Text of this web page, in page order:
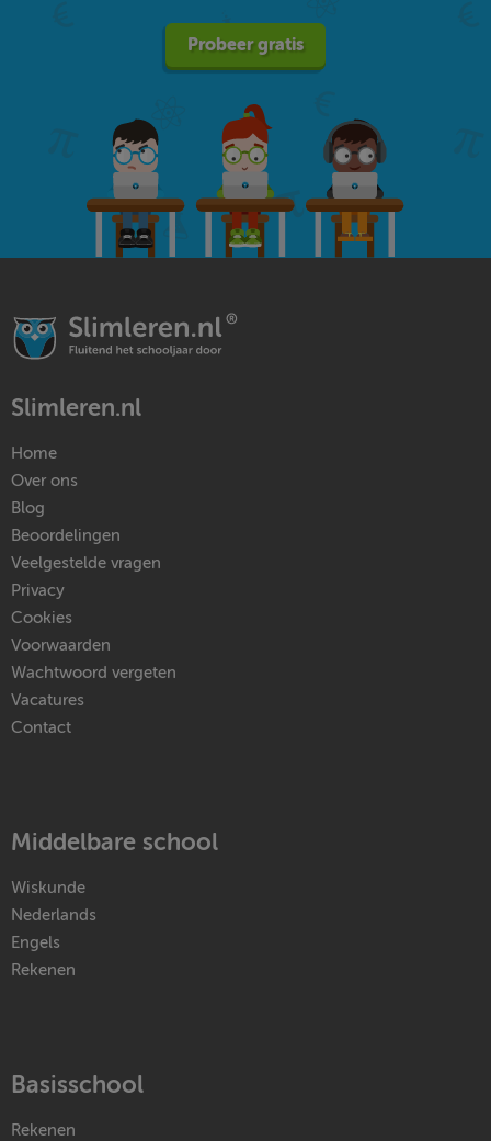
Probeer gratis
Slimleren.nl
Home
Over ons
Blog
Beoordelingen
Veelgestelde vragen
Privacy
Cookies
Voorwaarden
Wachtwoord vergeten
Vacatures
Contact
Middelbare school
Wiskunde
Nederlands
Engels
Rekenen
Basisschool
Rekenen